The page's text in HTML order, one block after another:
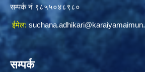
सम्पर्क नं ९८५५०४८९८०
ईमेल:
सम्पर्क